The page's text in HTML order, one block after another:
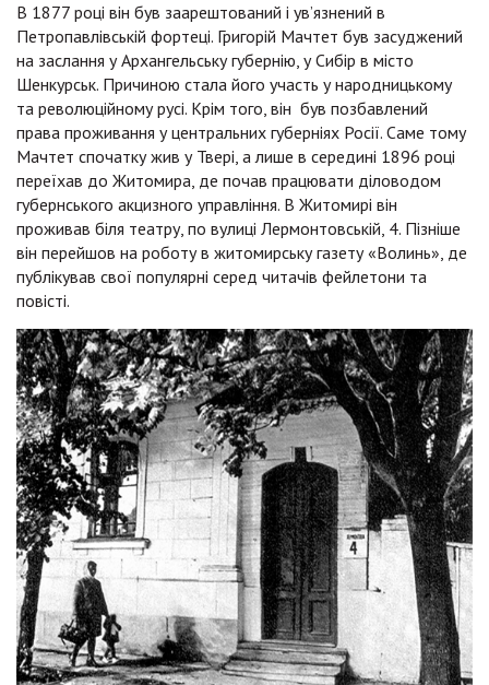
В 1877 році він був заарештований і ув’язнений в
Петропавлівській фортеці. Григорій Мачтет був засуджений
на заслання у Архангельську губернію, у Сибір в місто
Шенкурськ. Причиною стала його участь у народницькому
та революційному русі. Крім того, він був позбавлений
права проживання у центральних губерніях Росії. Саме тому
Мачтет спочатку жив у Твері, а лише в середині 1896 році
переїхав до Житомира, де почав працювати діловодом
губернського акцизного управління. В Житомирі він
проживав біля театру, по вулиці Лермонтовській, 4. Пізніше
він перейшов на роботу в житомирську газету «Волинь», де
публікував свої популярні серед читачів фейлетони та
повісті.